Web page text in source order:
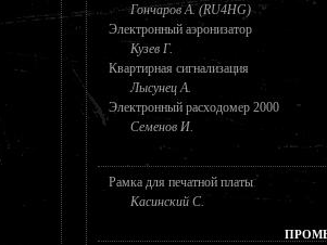
Гончаров А. (RU4HG)
Электронный аэронизатор
Кузев Г.
Квартирная сигнализация
Лысунец А.
Электронный расходомер 2000
Семенов И.
Рамка для печатной платы
Касинский С.